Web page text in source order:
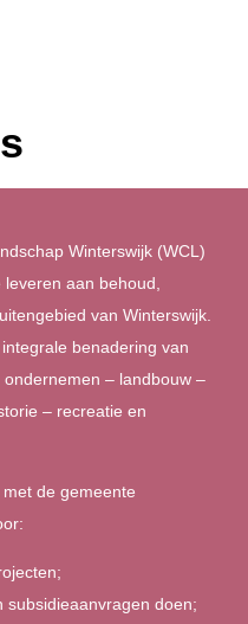
Winterswijk (WCL)
aan behoud,
van Winterswijk.
benadering van
ondernemen – landbouw –
– recreatie en
de gemeente
subsidieaanvragen doen;